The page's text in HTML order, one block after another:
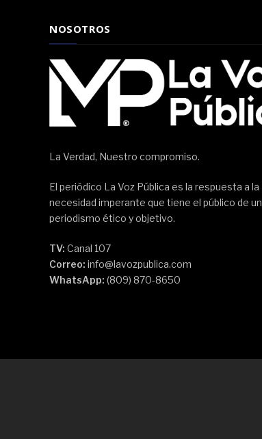
NOSOTROS
La Verdad, Nuestro compromiso.
El periódico La Voz Pública es la respuesta a la
necesidad imperante que tiene el público de un
periodismo ético y objetivo.
TV: Canal 107
Correo: info@lavozpublica.com
WhatsApp: (809) 870-8650